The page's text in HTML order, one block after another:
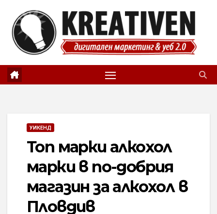
content
УИКЕНД
Топ марки алкохол
марки в по-добрия
магазин за алкохол в
Пловдив